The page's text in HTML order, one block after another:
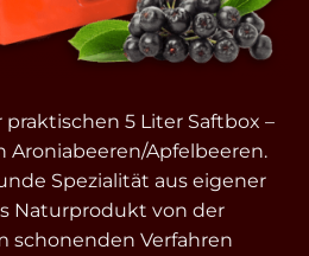
praktischen 5 Liter Saftbox –
Aroniabeeren/Apfelbeeren.
Spezialität aus eigener
Naturprodukt von der
schonenden Verfahren